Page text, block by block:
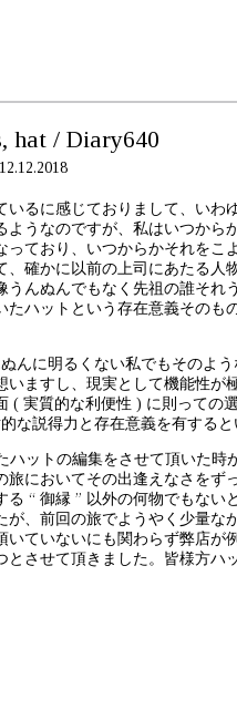
hat / Diary640
12.12.2018
るに感じておりまして、いわ
うなのですが、私はいつから
ており、いつからかそれをこ
確かに以前の上司にあたる人
んぬんでもなく先祖の誰それ
ハットという存在意義そのも
んに明るくない私でもそのよ
ますし、現実として機能性が
( 実質的な利便性 ) に則っての
な説得力と存在意義を有すると
ットの編集をさせて頂いた時
においてその出逢えなさをず
“ 御縁 ” 以外の何物でもない
、前回の旅でようやく少量な
ていないにも関わらず弊店が
させて頂きました。皆様方ハ